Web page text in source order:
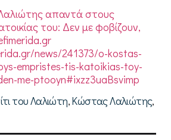
απαντά στους
του: Δεν με φοβίζουν,
news/241373/o-kostas-
empristes-tis-katoikias-toy-
me-ptooyn#ixzz3uaBsvimp
του Λαλιώτη,Κώστας Λαλιώτης,